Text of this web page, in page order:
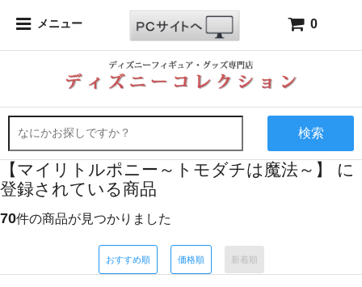
メニュー 0
検索
【マイリトルポニー～トモダチは魔法～】 に
登録されている商品
70件の商品が見つかりました
おすすめ順 価格順 新着順